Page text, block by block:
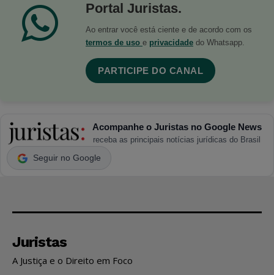
Portal Juristas.
Ao entrar você está ciente e de acordo com os
termos de uso e privacidade do Whatsapp.
PARTICIPE DO CANAL
Acompanhe o Juristas no Google News
receba as principais notícias jurídicas do Brasil
Seguir no Google
Juristas
A Justiça e o Direito em Foco